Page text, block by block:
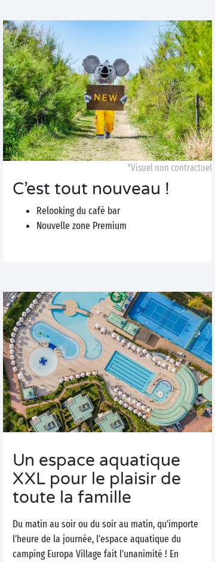
*Visuel non contractuel
C’est tout nouveau !
Relooking du café bar
Nouvelle zone Premium
Un espace aquatique
XXL pour le plaisir de
toute la famille
Du matin au soir ou du soir au matin, qu’importe
l’heure de la journée, l’espace aquatique du
camping Europa Village fait l’unanimité ! En